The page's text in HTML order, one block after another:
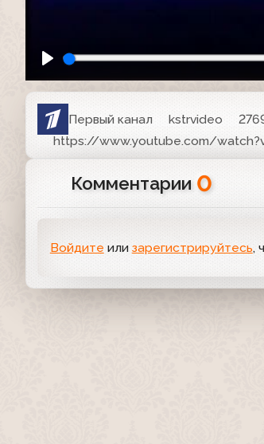
Первый канал kstrvideo
https://www.youtube.com/
Комментарии 0
Войдите или зарегистрируйтесь,